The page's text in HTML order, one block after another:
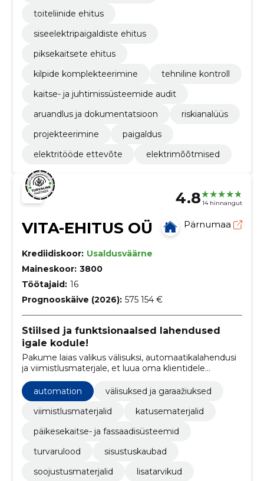
toiteliinide ehitus
siseelektripaigaldiste ehitus
piksekaitsete ehitus
kilpide komplekteerimine
tehniline kontroll
kaitse- ja juhtimissüsteemide audit
aruandlus ja dokumentatsioon
riskianalüüs
projekteerimine
paigaldus
elektritööde ettevõte
elektrimõõtmised
4.8 14 hinnangut
VITA-EHITUS OÜ Pärnumaa
Krediidiskoor: Usaldusväärne
Maineskoor: 3800
Töötajaid: 16
Prognooskäive (2026): 575 154 €
Stiilsed ja funktsionaalsed lahendused
igale kodule!
Pakume laias valikus välisuksi, automaatikalahendusi
ja viimistlusmaterjale, et luua oma klientidele
kvaliteetne, turvaline ja isikupärane kodu
automation
välisuksed ja garaažiuksed
viimistlusmaterjalid
katusematerjalid
päikesekaitse- ja fassaadisüsteemid
turvarulood
sisustuskaubad
soojustusmaterjalid
lisatarvikud